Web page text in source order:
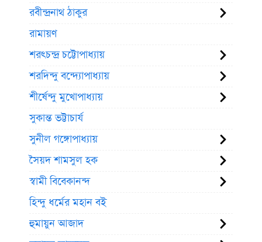
রবীন্দ্রনাথ ঠাকুর
রামায়ণ
শরৎচন্দ্র চট্টোপাধ্যায়
শরদিন্দু বন্দ্যোপাধ্যায়
শীর্ষেন্দু মুখোপাধ্যায়
সুকান্ত ভট্টাচার্য
সুনীল গঙ্গোপাধ্যায়
সৈয়দ শামসুল হক
স্বামী বিবেকানন্দ
হিন্দু ধর্মের মহান বই
হুমায়ুন আজাদ